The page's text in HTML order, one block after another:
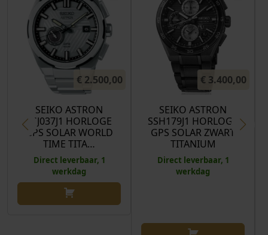
€ 2.500,00
SEIKO ASTRON
SSJ037J1 HORLOGE
GPS SOLAR WORLD
TIME TITA…
Direct leverbaar, 1
werkdag
€ 3.400,00
SEIKO ASTRON
SSH179J1 HORLOGE
GPS SOLAR ZWART
TITANIUM
Direct leverbaar, 1
werkdag